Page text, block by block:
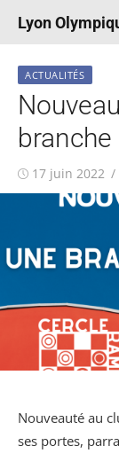
Lyon
ACTUALITÉS
Publié
le
17 juin 2022
Nouveauté au
ses portes,